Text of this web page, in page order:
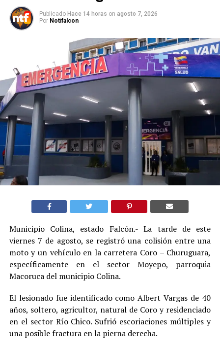
Publicado Hace 14 horas on agosto 7, 2026
Por Notifalcon
Municipio Colina, estado Falcón.- La tarde de este
viernes 7 de agosto, se registró una colisión entre una
moto y un vehículo en la carretera Coro – Churuguara,
específicamente en el sector Moyepo, parroquia
Macoruca del municipio Colina.
El lesionado fue identificado como Albert Vargas de 40
años, soltero, agricultor, natural de Coro y residenciado
en el sector Río Chico. Sufrió escoriaciones múltiples y
una posible fractura en la pierna derecha.